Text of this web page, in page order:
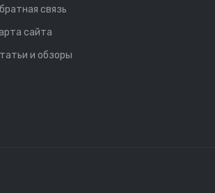
связь
сайта
и обзоры